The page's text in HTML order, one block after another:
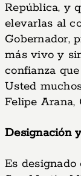
República, y
elevarlas al
Gobernador,
más vivo y
confianza
Usted
Felipe Arana,
Designación
Es designado